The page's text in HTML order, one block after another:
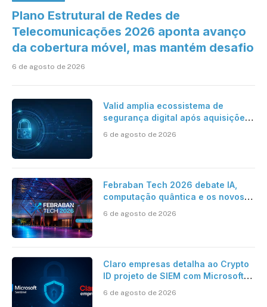
Plano Estrutural de Redes de
Telecomunicações 2026 aponta avanço
da cobertura móvel, mas mantém desafio
6 de agosto de 2026
Valid amplia ecossistema de
segurança digital após aquisições
6 de agosto de 2026
Febraban Tech 2026 debate IA,
computação quântica e os novos
6 de agosto de 2026
Claro empresas detalha ao Crypto
ID projeto de SIEM com Microsoft
automatizada
6 de agosto de 2026